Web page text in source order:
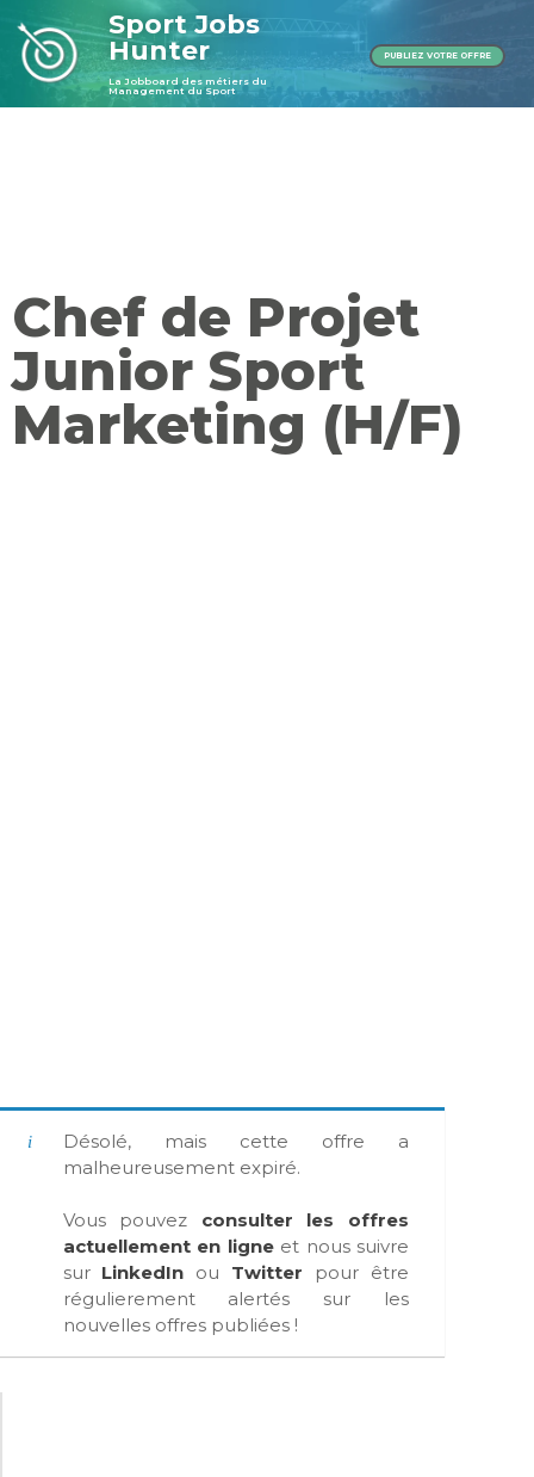
Sport Jobs
Hunter
La Jobboard des métiers du
Management du Sport
PUBLIEZ VOTRE OFFRE
Chef de Projet
Junior Sport
Marketing (H/F)
Désolé, mais cette offre a
malheureusement expiré.
Vous pouvez consulter les offres
actuellement en ligneet nous suivre
sur LinkedIn ou Twitter pour être
régulierement alertés sur les
nouvelles offres publiées !